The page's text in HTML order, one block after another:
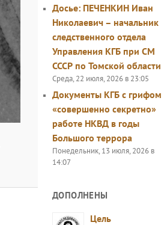
Досье: ПЕЧЕНКИН Иван
Николаевич – начальник
следственного отдела
Управления КГБ при СМ
СССР по Томской области
Среда, 22 июля, 2026 в 23:05
Документы КГБ с грифом
«совершенно секретно»
работе НКВД в годы
Большого террора
Понедельник, 13 июля, 2026 в
14:07
ДОПОЛНЕНЫ
Цель